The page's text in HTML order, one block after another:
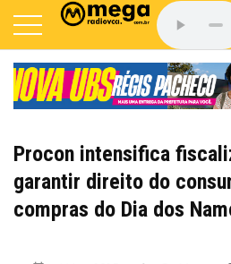
Procon intensifica
garantir direito do
compras do Dia dos